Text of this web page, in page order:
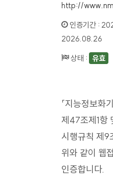
http://
인증기간 :
2026.08.26
상태 : 유효
「지능정보화
제47조제1항
시행규칙 제9
위와 같이 웹
인증합니다.